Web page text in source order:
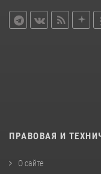
ПРАВОВАЯ И
О сайте